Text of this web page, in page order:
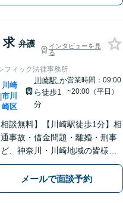
求 弁護
インタビューを見
る
フィック法律事務所
|
川崎
市川
崎区
川崎駅 か
ら徒歩1
分
営業時間：09:00
~20:00（平日）
相談無料】【川崎駅徒歩1分】相
事故・借金問題・離婚・刑事
、神奈川・川崎地域の皆様の
を解決すべく、親身になって
みます。クチコミ・リピーター
多数。お気軽にお問い合わせ下
メールで面談予約